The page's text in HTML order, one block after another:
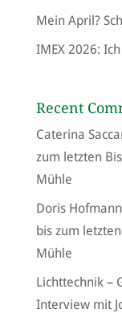
Mein April?
IMEX 2026:
Recent
Caterina
zum letzten
Mühle
Doris
bis zum
Mühle
Lichttechnik –
Interview mit